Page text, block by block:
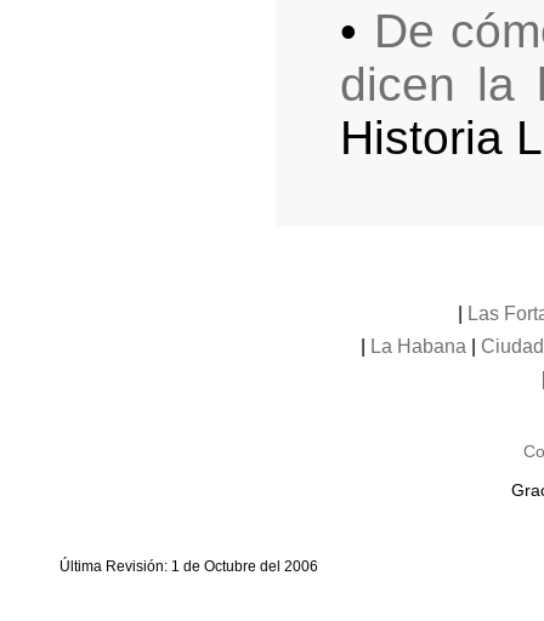
• De
dicen la
Historia
Las
La Habana
Última Revisión: 1 de Octubre del 2006